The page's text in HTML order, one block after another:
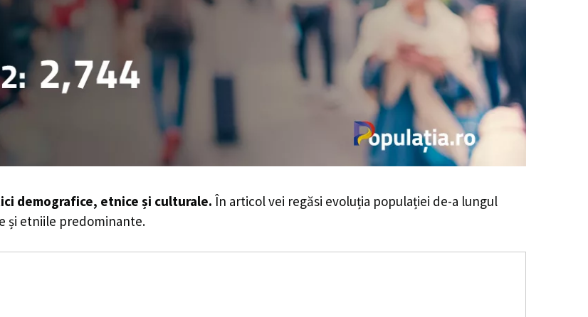
demografice, etnice și culturale. În articol vei regăsi evoluția populației de-a lungul
și etniile predominante.